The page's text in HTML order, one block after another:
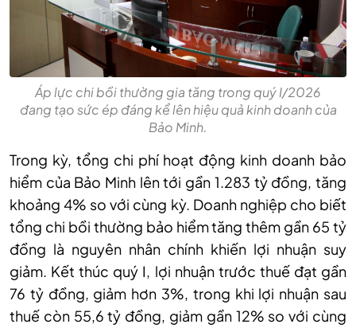
Áp lực chi bồi thường gia tăng trong quý I/2026
đang tạo sức ép đáng kể lên hiệu quả kinh doanh của
Bảo Minh.
Trong kỳ, tổng chi phí hoạt động kinh doanh bảo
hiểm của Bảo Minh lên tới gần 1.283 tỷ đồng, tăng
khoảng 4% so với cùng kỳ. Doanh nghiệp cho biết
tổng chi bồi thường bảo hiểm tăng thêm gần 65 tỷ
đồng là nguyên nhân chính khiến lợi nhuận suy
giảm. Kết thúc quý I, lợi nhuận trước thuế đạt gần
76 tỷ đồng, giảm hơn 3%, trong khi lợi nhuận sau
thuế còn 55,6 tỷ đồng, giảm gần 12% so với cùng